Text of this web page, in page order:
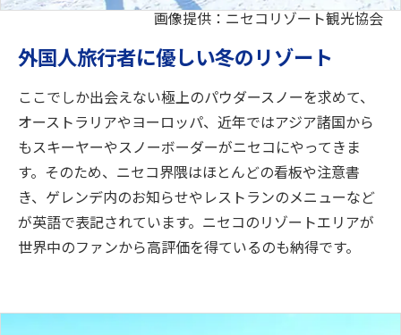
画像提供：ニセコリゾート観光協会
外国人旅行者に優しい冬のリゾート
ここでしか出会えない極上のパウダースノーを求めて、
オーストラリアやヨーロッパ、近年ではアジア諸国から
もスキーヤーやスノーボーダーがニセコにやってきま
す。そのため、ニセコ界隈はほとんどの看板や注意書
き、ゲレンデ内のお知らせやレストランのメニューなど
が英語で表記されています。ニセコのリゾートエリアが
世界中のファンから高評価を得ているのも納得です。